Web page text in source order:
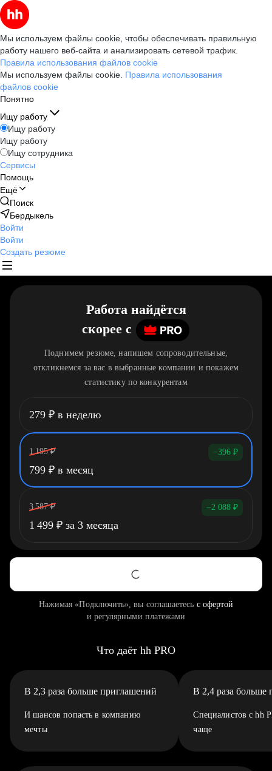
Мы используем файлы cookie, чтобы обеспечивать правильную
работу нашего веб-сайта и анализировать сетевой трафик.
Правила использования файлов cookie
Мы используем файлы cookie. Правила использования
файлов cookie
Понятно
Ищу работу
Ищу работу
Ищу работу
Ищу сотрудника
Сервисы
Помощь
Ещё
Поиск
Бердыкель
Войти
Войти
Создать резюме
Работа найдётся
скорее c
Поднимем резюме, напишем сопроводительные,
откликнемся за вас в выбранные компании и покажем
статистику по конкурентам
279 ₽ в неделю
1 195 ₽ −396 ₽
799 ₽ в месяц
3 587 ₽ −2 088 ₽
1 499 ₽ за 3 месяца
Нажимая «Подключить», вы соглашаетесь с офертой
и регулярными платежами
Что даёт hh PRO
В 2,3 раза больше приглашений
И шансов попасть в компанию
мечты
В 2,4 раза больше
Специалистов с hh
чаще